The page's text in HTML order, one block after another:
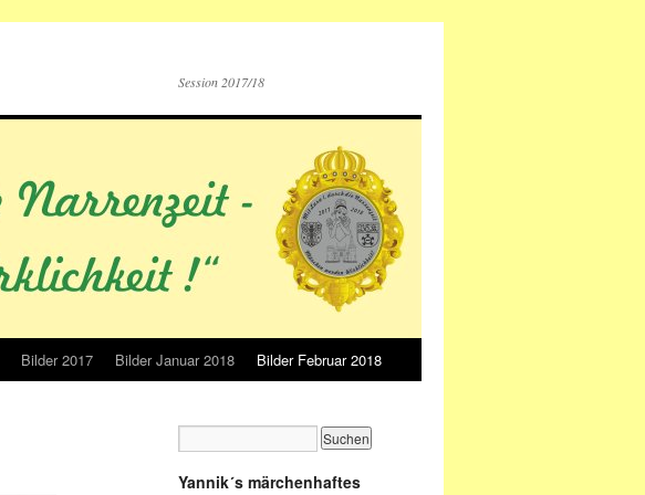
Session 2017/18
Bilder 2017 Bilder Januar 2018 Bilder Februar 2018
Yannik´s märchenhaftes